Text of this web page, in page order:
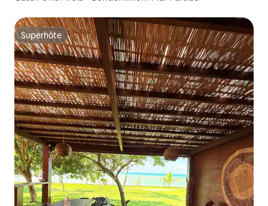
Superhôte
Superhôte